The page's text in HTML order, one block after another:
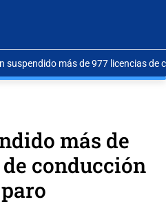
suspendido más de 977 licencias de
más de
conducción